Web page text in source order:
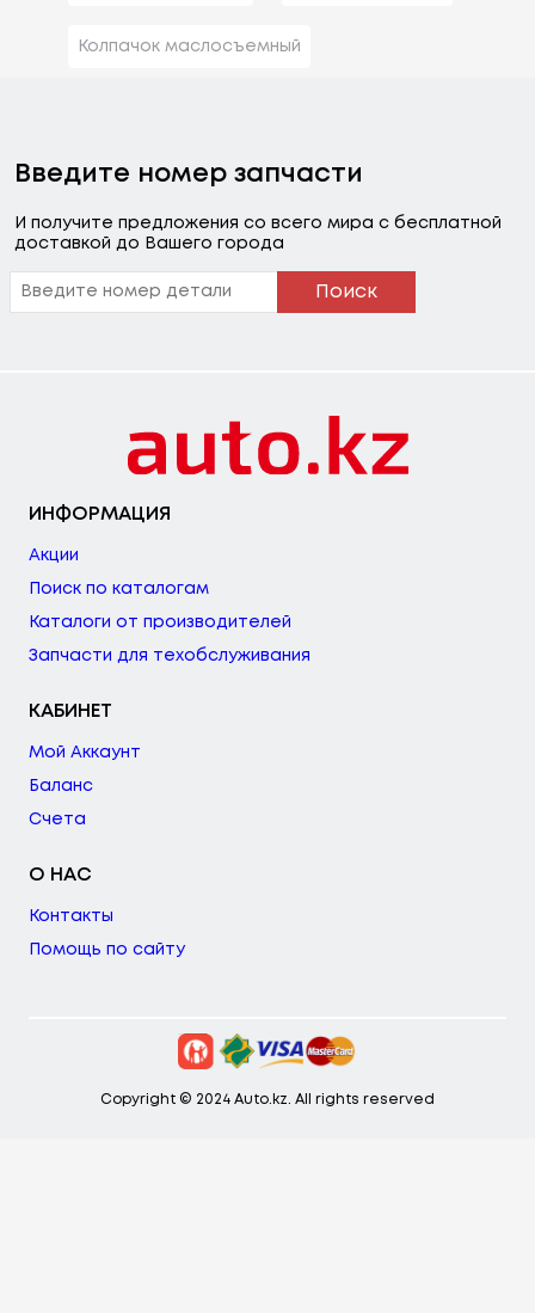
Колпачок маслосъемный
Введите номер запчасти
И получите предложения со всего мира с бесплатной
доставкой до Вашего города
Поиск
ИНФОРМАЦИЯ
Акции
Поиск по каталогам
Каталоги от производителей
Запчасти для техобслуживания
КАБИНЕТ
Мой Аккаунт
Баланс
Счета
О НАС
Контакты
Помощь по сайту
Copyright © 2024 Auto.kz. All rights reserved